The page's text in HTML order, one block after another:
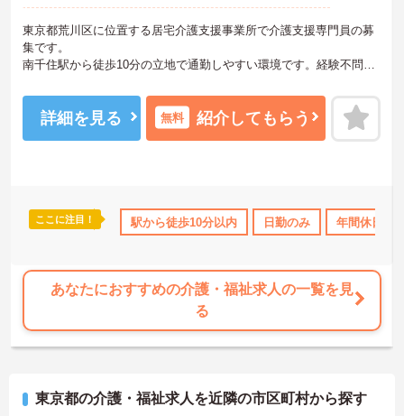
・補助 資格取得サポート 研修制度あり 産休･育休･介護休暇
東京都荒川区に位置する居宅介護支援事業所で介護支援専門員の募
集です。
南千住駅から徒歩10分の立地で通勤しやすい環境です。経験不問で
護・通所介護・地域包括支援センターなどとの連携体制も整ってい
ます。リフレッシュ休暇や確定拠出年金制度もあり、長期的なキャ
リア形成を目指せる職場です。
地域福祉を幅広く学べる環境です
・特別養護老人ホームに併設
・地域包括支援センターとの連携あり
→ 幅広い知識や経験を身につけながら成長を目指せます♪
―――――――――――――――
・南千住駅より徒歩10分
・転勤なし
詳細を見る 無料 紹介してもらう
ここに注目！ 駅から徒歩10分以内 日勤のみ 年間休日
あなたにおすすめの介護・福祉求人の一覧を見
る
東京都の介護・福祉求人を近隣の市区町村から探す